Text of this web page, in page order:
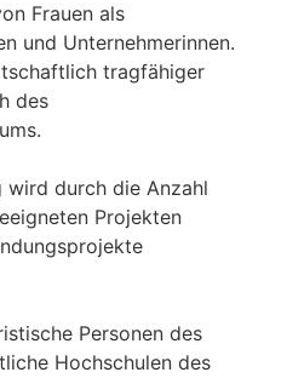
Frauen als
und Unternehmerinnen.
tragfähiger
des
wird durch die Anzahl
Projekten
Personen des
Hochschulen des